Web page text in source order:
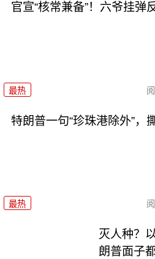
官宣“核常兼备”！六爷挂弹
最热
特朗普一句“珍珠港除外”，
最热
灭人种？
朗普面子